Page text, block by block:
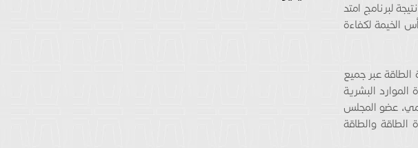
لبرنامج امتد
الخيمة لكفاءة
الحصول على شهادات الآيزو 50001 لأنظمة إدارة الطاقة عبر جميع
البشرية
عضو المجلس
الطاقة والطاقة